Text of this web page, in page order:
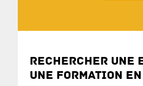
Rechercher une
une formation